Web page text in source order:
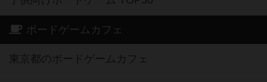
ボードゲームカフェ
東京都のボードゲームカフェ